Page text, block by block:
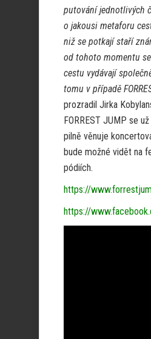
putování jednotlivých
o jakousi metaforu
niž se potkají staří
od tohoto momentu
cestu vydávají
tomu v případě
prozradil Jirka
FORREST JUMP se
pilně věnuje
bude možné vidět na
pódiích.
https://
https://